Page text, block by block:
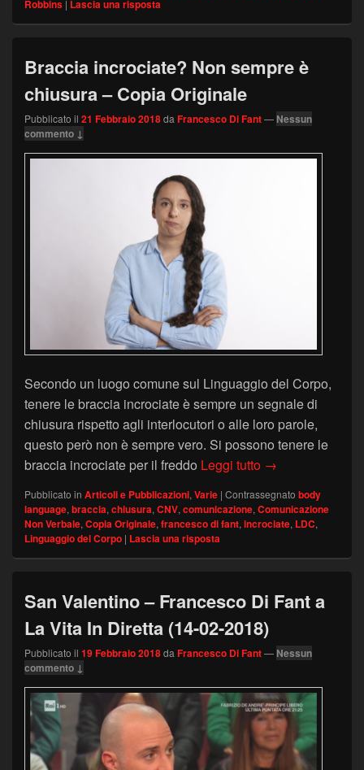
Robbins | Lascia una risposta
Braccia incrociate? Non sempre è
chiusura – Copia Originale
Pubblicato il 21 Febbraio 2018da Francesco Di Fant— Nessun
commento ↓
Secondo un luogo comune sul Linguaggio del Corpo,
tenere le braccia incrociate è sempre un segnale di
chiusura rispetto agli interlocutori o alle loro parole,
questo però non è sempre vero. Si possono tenere le
braccia incrociate per il freddo Leggi tutto Braccia
→
Pubblicato in Articoli e Pubblicazioni, Varie | Contrassegnato body
language, braccia, chiusura, CNV, comunicazione, Comunicazione
Non Verbale, Copia Originale, francesco di fant, incrociate, LDC,
Linguaggio del Corpo | Lascia una risposta
San Valentino – Francesco Di Fant a
La Vita In Diretta (14-02-2018)
Pubblicato il 19 Febbraio 2018da Francesco Di Fant— Nessun
commento ↓